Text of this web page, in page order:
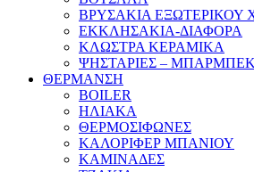
ΒΡΥΣΑΚΙΑ ΕΞΩΤΕΡΙΚΟΥ
ΕΚΚΛΗΣΑΚΙΑ-ΔΙΑΦΟΡΑ
ΚΛΩΣΤΡΑ ΚΕΡΑΜΙΚΑ
ΨΗΣΤΑΡΙΕΣ –
ΘΕΡΜΑΝΣΗ
BOILER
ΗΛΙΑΚΑ
ΘΕΡΜΟΣΙΦΩΝΕΣ
ΚΑΛΟΡΙΦΕΡ ΜΠΑΝΙΟΥ
ΚΑΜΙΝΑΔΕΣ